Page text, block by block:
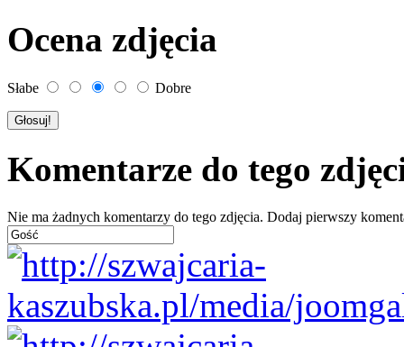
Ocena zdjęcia
Słabe Dobre
Komentarze do tego
Nie ma żadnych komentarzy do tego zdjęcia. Dodaj pierwszy